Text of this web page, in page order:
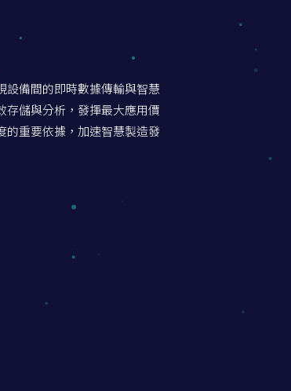
設備間的即時數據傳輸與智慧
存儲與分析，發揮最大應用價
的重要依據，加速智慧製造發